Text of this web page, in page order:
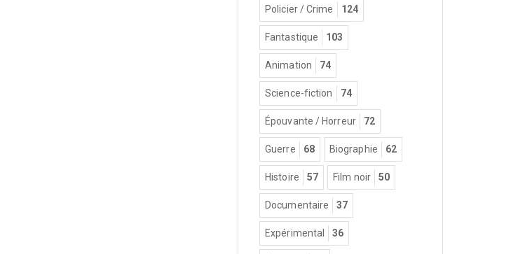
Policier / Crime 124
Fantastique 103
Animation 74
Science-fiction 74
Épouvante / Horreur 72
Guerre 68 Biographie 62
Histoire 57 Film noir 50
Documentaire 37
Expérimental 36